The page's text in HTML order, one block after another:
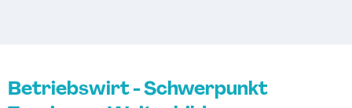
Betriebswirt - Schwerpunkt